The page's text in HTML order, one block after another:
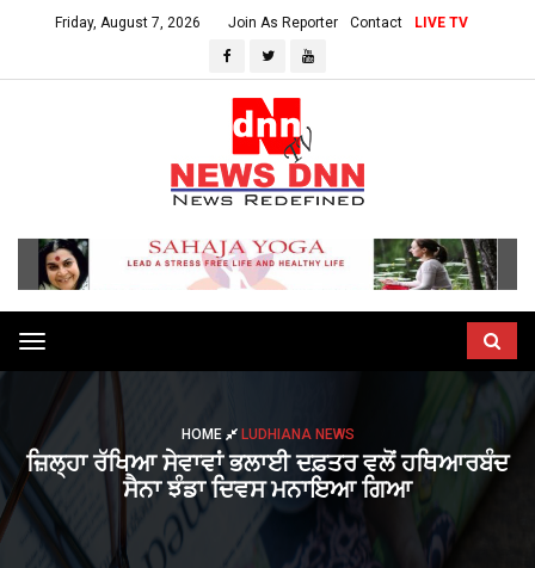
Friday, August 7, 2026 Join As Reporter Contact LIVE TV
Toggle
navigation
HOME LUDHIANA NEWS
ਜ਼ਿਲ੍ਹਾ ਰੱਖਿਆ ਸੇਵਾਵਾਂ ਭਲਾਈ ਦਫ਼ਤਰ ਵਲੋਂ ਹਥਿਆਰਬੰਦ
ਸੈਨਾ ਝੰਡਾ ਦਿਵਸ ਮਨਾਇਆ ਗਿਆ